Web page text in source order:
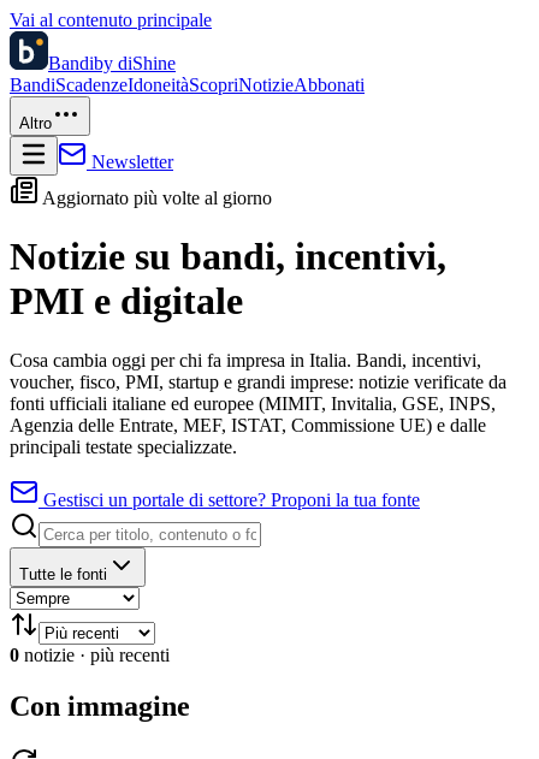
Vai al contenuto principale
Bandiby diShine
BandiScadenzeIdoneitàScopriNotizieAbbonati
Altro
Newsletter
Aggiornato più volte al giorno
Notizie su bandi, incentivi,
PMI e digitale
Cosa cambia oggi per chi fa impresa in Italia. Bandi, incentivi,
voucher, fisco, PMI, startup e grandi imprese: notizie verificate da
fonti ufficiali italiane ed europee (MIMIT, Invitalia, GSE, INPS,
Agenzia delle Entrate, MEF, ISTAT, Commissione UE) e dalle
principali testate specializzate.
Gestisci un portale di settore? Proponi la tua fonte
Tutte le fonti
0 notizie · più recenti
Con immagine